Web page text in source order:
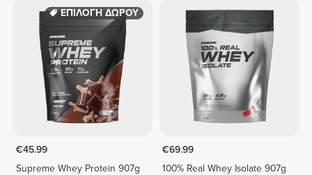
ΕΠΙΛΟΓΗ ΔΩΡΟΥ
€45.99
Supreme Whey Protein 907g
€69.99
100% Real Whey Isolate 907g